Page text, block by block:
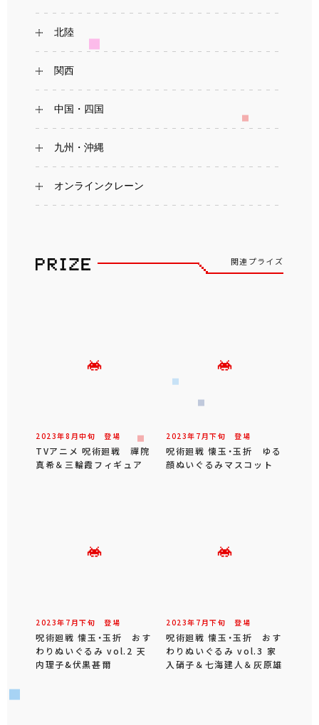
北陸
関西
中国・四国
九州・沖縄
オンラインクレーン
関連プライズ
2023年8 月中旬 登場
TVアニメ 呪術廻戦 禪院
真希＆三輪霞フィギュア
2023年 7 月下旬 登場
呪術廻戦 懐玉・玉折 ゆる
顔ぬいぐるみマスコット
2023年 7 月下旬 登場
呪術廻戦 懐玉・玉折 おす
わりぬいぐるみ vol.2 天
内理子&伏黒甚爾
2023年 7 月下旬 登場
呪術廻戦 懐玉・玉折 おす
わりぬいぐるみ vol.3 家
入硝子＆七海建人＆灰原雄